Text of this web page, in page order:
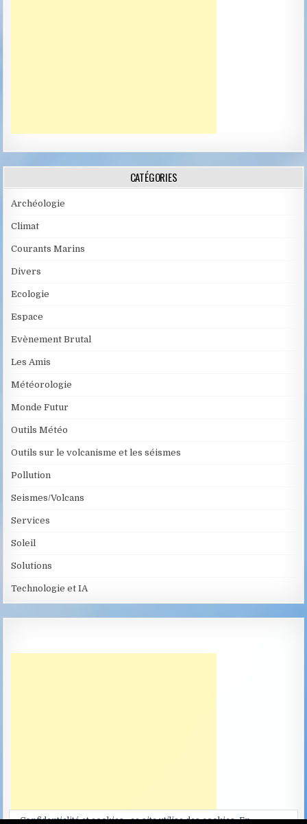
CATÉGORIES
Archéologie
Climat
Courants Marins
Divers
Ecologie
Espace
Evènement Brutal
Les Amis
Météorologie
Monde Futur
Outils Météo
Outils sur le volcanisme et les séismes
Pollution
Seismes/Volcans
Services
Soleil
Solutions
Technologie et IA
Confidentialité et cookies : ce site utilise des cookies. En